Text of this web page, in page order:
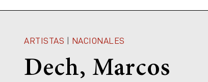
ARTISTAS NACIONALES
Dech, Marcos